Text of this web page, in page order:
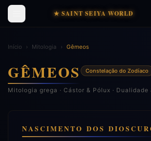
★ SAINT SEIYA WORLD
Início › Mitologia › Gêmeos
GÊMEOS Constelação do Zodíaco
Mitologia grega · Cástor & Pólux ·
NASCIMENTO DOS